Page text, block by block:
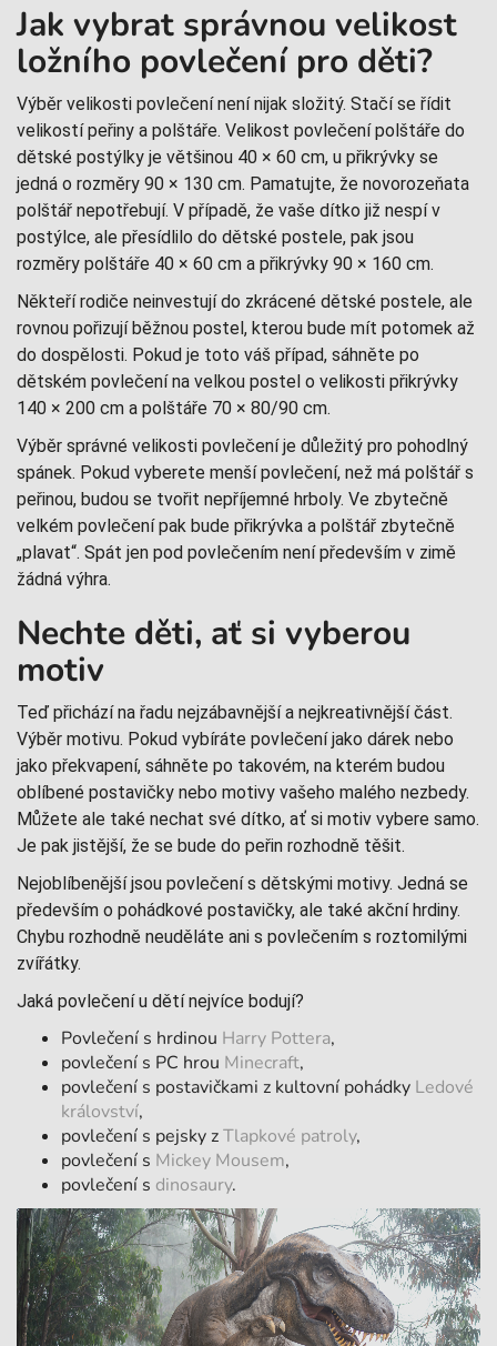
Jak vybrat správnou velikost
ložního povlečení pro děti?
Výběr velikosti povlečení není nijak složitý. Stačí se řídit
velikostí peřiny a polštáře. Velikost povlečení polštáře do
dětské postýlky je většinou 40 × 60 cm, u přikrývky se
jedná o rozměry 90 × 130 cm. Pamatujte, že novorozeňata
polštář nepotřebují. V případě, že vaše dítko již nespí v
postýlce, ale přesídlilo do dětské postele, pak jsou
rozměry polštáře 40 × 60 cm a přikrývky 90 × 160 cm.
Někteří rodiče neinvestují do zkrácené dětské postele, ale
rovnou pořizují běžnou postel, kterou bude mít potomek až
do dospělosti. Pokud je toto váš případ, sáhněte po
dětském povlečení na velkou postel o velikosti přikrývky
140 × 200 cm a polštáře 70 × 80/90 cm.
Výběr správné velikosti povlečení je důležitý pro pohodlný
spánek. Pokud vyberete menší povlečení, než má polštář s
peřinou, budou se tvořit nepříjemné hrboly. Ve zbytečně
velkém povlečení pak bude přikrývka a polštář zbytečně
„plavat“. Spát jen pod povlečením není především v zimě
žádná výhra.
Nechte děti, ať si vyberou
motiv
Teď přichází na řadu nejzábavnější a nejkreativnější část.
Výběr motivu. Pokud vybíráte povlečení jako dárek nebo
jako překvapení, sáhněte po takovém, na kterém budou
oblíbené postavičky nebo motivy vašeho malého nezbedy.
Můžete ale také nechat své dítko, ať si motiv vybere samo.
Je pak jistější, že se bude do peřin rozhodně těšit.
Nejoblíbenější jsou povlečení s dětskými motivy. Jedná se
především o pohádkové postavičky, ale také akční hrdiny.
Chybu rozhodně neuděláte ani s povlečením s roztomilými
zvířátky.
Jaká povlečení u dětí nejvíce bodují?
Povlečení s hrdinou Harry Pottera,
povlečení s PC hrou Minecraft,
povlečení s postavičkami z kultovní pohádky Ledové
království,
povlečení s pejsky zTlapkové patroly,
povlečení s Mickey Mousem,
povlečení s dinosaury.